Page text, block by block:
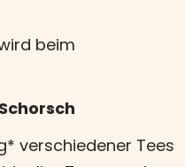
beim
verschiedener Tees